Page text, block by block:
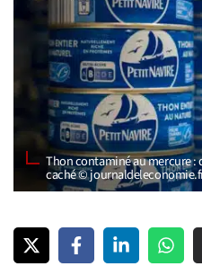
Thon contaminé au mercure :
caché ©